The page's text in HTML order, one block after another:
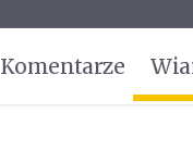
Komentarze